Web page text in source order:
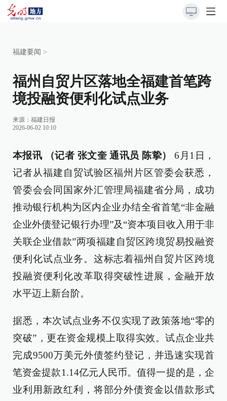
福建要闻 >
福州自贸片区落地全福建首笔跨
境投融资便利化试点业务
来源： 福建日报
2026-06-02 10:10
本报讯 （记者 张文奎 通讯员 陈挚）
6月1日，
记者从福建自贸试验区福州片区管委会获悉，
管委会会同国家外汇管理局福建省分局，成功
推动银行机构为区内企业办结全省首笔“非金融
企业外债登记银行办理”及“资本项目收入用于非
关联企业借款”两项福建自贸区跨境贸易投融资
便利化试点业务。这标志着福州自贸片区跨境
投融资便利化改革取得突破性进展，金融开放
水平迈上新台阶。
据悉，本次试点业务不仅实现了政策落地“零的
突破”，更在资金规模上取得实效。试点企业共
完成9500万美元外债签约登记，并迅速实现首
笔资金提款1.14亿元人民币。值得一提的是，企
业利用新政红利，将部分外债资金以借款形式